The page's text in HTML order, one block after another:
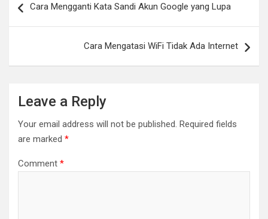
navigation
Cara Mengganti Kata Sandi Akun Google yang Lupa
Cara Mengatasi WiFi Tidak Ada Internet
Leave a Reply
Your email address will not be published. Required fields
are marked *
Comment *